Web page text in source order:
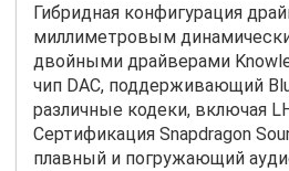
Гибридная конфигурация
миллиметровым
двойными драйверами
чип DAC, поддерживающий
различные кодеки, включая
Сертификация Snapdragon
плавный и погружающий